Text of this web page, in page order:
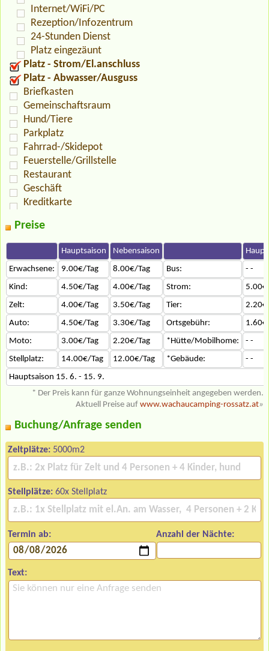
Internet/WiFi/PC
Rezeption/Infozentrum
24-Stunden Dienst
Platz eingezäunt
Platz - Strom/El.anschluss
Platz - Abwasser/Ausguss
Briefkasten
Gemeinschaftsraum
Hund/Tiere
Parkplatz
Fahrrad-/Skidepot
Feuerstelle/Grillstelle
Restaurant
Geschäft
Kreditkarte
Preise
Hauptsaison Nebensaison
Erwachsene:
9.00€/Tag 8.00€/Tag Bus:
- -
Kind:
4.50€/Tag 4.00€/Tag Strom:
Zelt:
4.00€/Tag 3.50€/Tag Tier:
Auto:
4.50€/Tag 3.30€/Tag Ortsgebühr:
Moto:
3.00€/Tag 2.20€/Tag *Hütte/Mobilhome:
- -
Stellplatz:
14.00€/Tag 12.00€/Tag *Gebäude:
- -
Hauptsaison 15. 6. - 15. 9.
* Der Preis kann für ganze Wohnungseinheit angegeben werden.
Aktuell Preise auf www.wachaucamping-rossatz.at»
Buchung/Anfrage senden
Zeltplätze: 5000m2
Stellplätze: 60x Stellplatz
Termin ab: Anzahl der Nächte:
Text: